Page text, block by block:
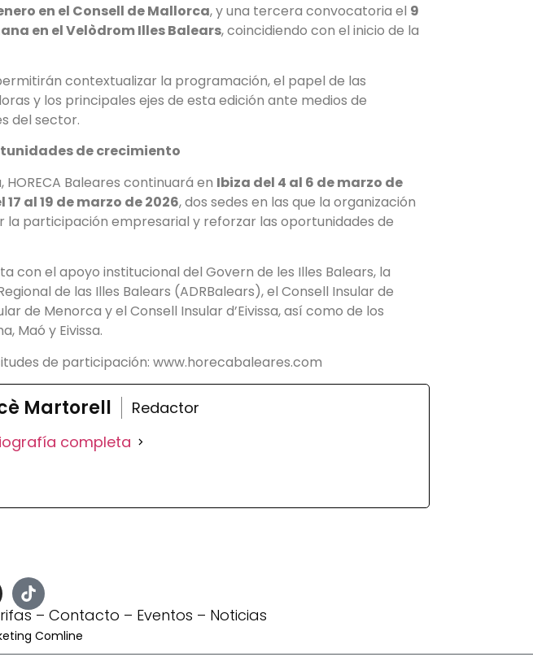
en el Consell de Mallorca, y una tercera convocatoria el 9
en el Velòdrom Illes Balears, coincidiendo con el inicio de la
contextualizar la programación, el papel de las
y los principales ejes de esta edición ante medios de
del sector.
de crecimiento
Baleares continuará en Ibiza del 4 al 6 de marzo de
al 19 de marzo de 2026, dos sedes en las que la organización
la participación empresarial y reforzar las oportunidades de
con el apoyo institucional del Govern de les Illes Balears, la
de las Illes Balears (ADRBalears), el Consell Insular de
de Menorca y el Consell Insular d’Eivissa, así como de los
Maó y Eivissa.
de participación: www.horecabaleares.com
Martorell
Redactor
completa
– Contacto – Eventos – Noticias
Comline